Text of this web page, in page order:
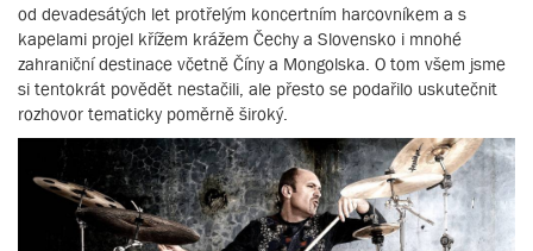
od devadesátých let protřelým koncertním harcovníkem a s
kapelami projel křížem krážem Čechy a Slovensko i mnohé
zahraniční destinace včetně Číny a Mongolska. O tom všem jsme
si tentokrát povědět nestačili, ale přesto se podařilo uskutečnit
rozhovor tematicky poměrně široký.